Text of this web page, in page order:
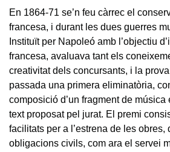
En 1864-71 se’n feu càrrec el
francesa, i durant les dues guerres
Instituït per Napoleó amb l’objectiu
francesa, avaluava tant els
creativitat dels concursants, i la
passada una primera eliminatòria,
composició d’un fragment de música
text proposat pel jurat. El premi
facilitats per a l’estrena de les obres,
obligacions civils, com ara el servei